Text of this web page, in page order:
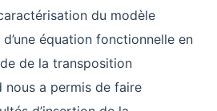
du modèle
équation fonctionnelle en
de la transposition
a permis de faire